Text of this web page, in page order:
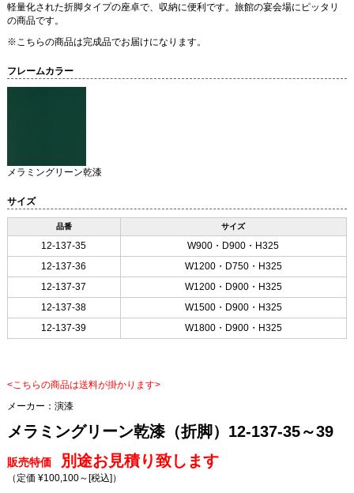
軽量化された折脚タイプの座卓で、収納に便利です。旅館の宴会場にピッタリ
の商品です。
※こちらの商品は完成品でお届けになります。
フレームカラー
メラミングリーン乾漆
サイズ
品番 サイズ
12-137-35
W900・D900・H325
12-137-36
W1200・D750・H325
12-137-37
W1200・D900・H325
12-137-38
W1500・D900・H325
12-137-39
W1800・D900・H325
<こちらの商品は送料が掛かります>
メーカー： 演漆
メラミングリーン乾漆（折脚）12-137-35～39
販売特価 別途お見積り致します
（定価 ¥100,100～[税込]）